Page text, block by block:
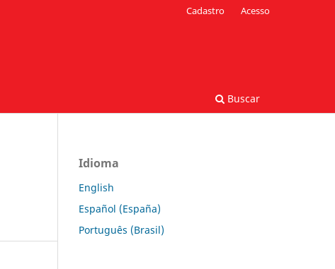
Buscar
Cadastro Acesso
Idioma
English
Español (España)
Português (Brasil)